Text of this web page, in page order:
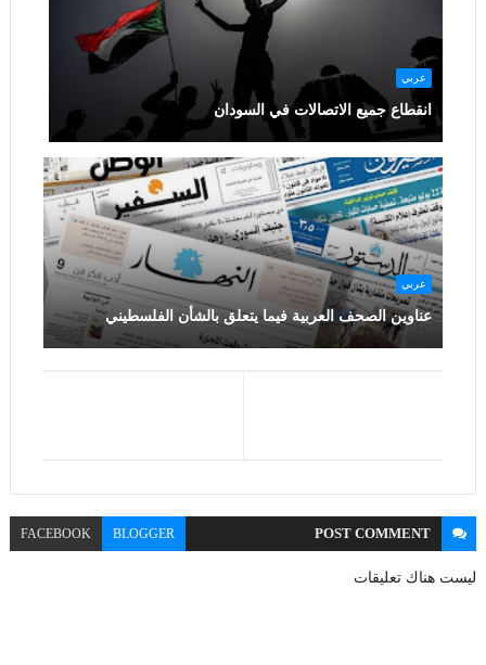
عربي
انقطاع جميع الاتصالات في السودان
عربي
عناوين الصحف العربية فيما يتعلق بالشأن الفلسطيني
POSTCOMMENT
BLOGGER
FACEBOOK
ليست هناك تعليقات